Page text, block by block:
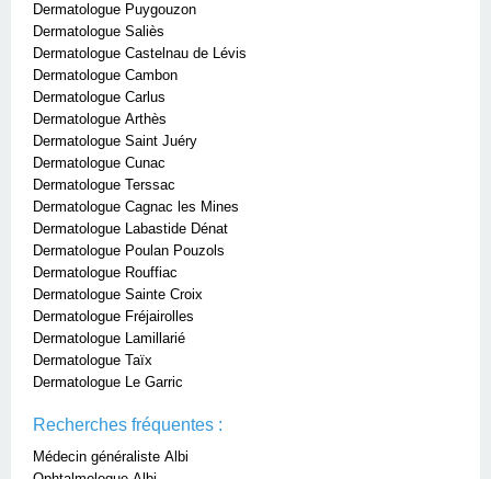
Dermatologue Puygouzon
Dermatologue Saliès
Dermatologue Castelnau de Lévis
Dermatologue Cambon
Dermatologue Carlus
Dermatologue Arthès
Dermatologue Saint Juéry
Dermatologue Cunac
Dermatologue Terssac
Dermatologue Cagnac les Mines
Dermatologue Labastide Dénat
Dermatologue Poulan Pouzols
Dermatologue Rouffiac
Dermatologue Sainte Croix
Dermatologue Fréjairolles
Dermatologue Lamillarié
Dermatologue Taïx
Dermatologue Le Garric
Recherches fréquentes :
Médecin généraliste Albi